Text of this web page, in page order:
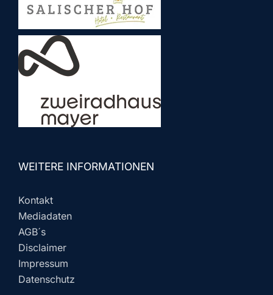
WEITERE INFORMATIONEN
Kontakt
Mediadaten
AGB´s
Disclaimer
Impressum
Datenschutz